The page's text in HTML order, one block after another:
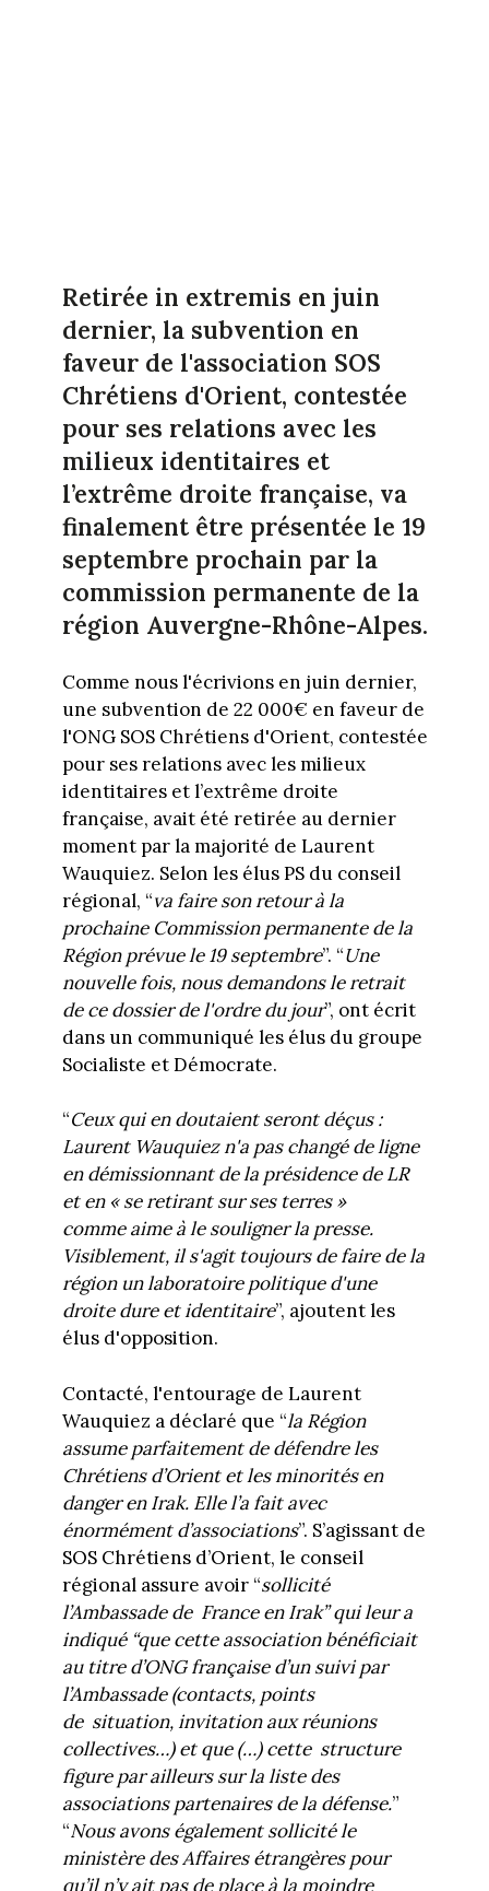
Retirée in extremis en juin
dernier, la subvention en
faveur de l'association SOS
Chrétiens d'Orient, contestée
pour ses relations avec les
milieux identitaires et
l’extrême droite française, va
finalement être présentée le 19
septembre prochain par la
commission permanente de la
région Auvergne-Rhône-Alpes.
Comme nous l'écrivions en juin dernier,
une subvention de 22 000€ en faveur de
l'ONG SOS Chrétiens d'Orient, contestée
pour ses relations avec les milieux
identitaires et l’extrême droite
française, avait été retirée au dernier
moment par la majorité de Laurent
Wauquiez. Selon les élus PS du conseil
régional, “va faire son retour à la
prochaine Commission permanente de la
Région prévue le 19 septembre”. “Une
nouvelle fois, nous demandons le retrait
de ce dossier de l'ordre du jour”, ont écrit
dans un communiqué les élus du groupe
Socialiste et Démocrate.
“Ceux qui en doutaient seront déçus :
Laurent Wauquiez n'a pas changé de ligne
en démissionnant de la présidence de LR
et en « se retirant sur ses terres »
comme aime à le souligner la presse.
Visiblement, il s'agit toujours de faire de la
région un laboratoire politique d'une
droite dure et identitaire”, ajoutent les
élus d'opposition.
Contacté, l'entourage de Laurent
Wauquiez a déclaré que “la Région
assume parfaitement de défendre les
Chrétiens d’Orient et les minorités en
danger en Irak. Elle l’a fait avec
énormément d’associations”. S’agissant de
SOS Chrétiens d’Orient, le conseil
régional assure avoir “sollicité
l’Ambassade de France en Irak” qui leur a
indiqué “que cette association bénéficiait
au titre d’ONG française d’un suivi par
l’Ambassade (contacts, points
de situation, invitation aux réunions
collectives…) et que (…) cette structure
figure par ailleurs sur la liste des
associations partenaires de la défense.”
“Nous avons également sollicité le
ministère des Affaires étrangères pour
qu’il n’y ait pas de place à la moindre